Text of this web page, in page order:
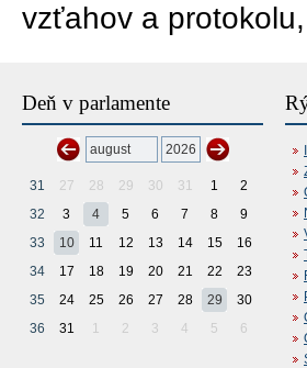
vzťahov a protokolu,
Deň v parlamente
31 27 28 29 30 31 1
2
32
3 4 5 6 7 8
9
33
10 11 12 13 14 15
16
34
17 18 19 20 21 22
23
35
24 25 26 27 28 29
30
36
31 1 2 3 4 5 6